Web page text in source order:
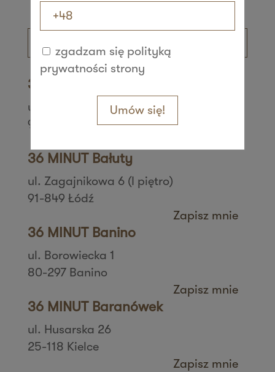
36 MINUT Aleksandrów
ul. Daszyńskiego 42
95-070 Aleksandrów Łódzki
36 MINUT Bałuty
ul. Zagajnikowa 6 (I piętro)
91-849 Łódź
Zapisz mnie
36 MINUT Banino
ul. Borowiecka 1
80-297 Banino
Zapisz mnie
36 MINUT Baranówek
ul. Husarska 26
25-118 Kielce
Zapisz mnie
zgadzam się polityką
prywatności strony
Umów się!